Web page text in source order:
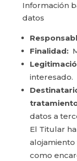
Información
datos
Finalidad:
interesado.
datos a
El Titular
como